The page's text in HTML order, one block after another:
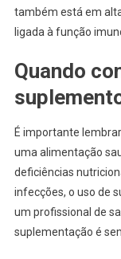
também está em
ligada à função
Quando
É importante
uma alimentação
deficiências
infecções, o uso de
um profissional de
suplementação é